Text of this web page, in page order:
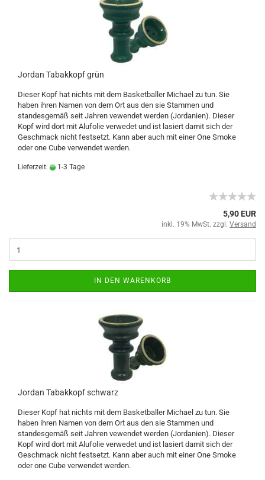
Jordan Tabakkopf grün
Dieser Kopf hat nichts mit dem Basketballer Michael zu tun. Sie
haben ihren Namen von dem Ort aus den sie Stammen und
standesgemäß seit Jahren vewendet werden (Jordanien). Dieser
Kopf wird dort mit Alufolie verwedet und ist lasiert damit sich der
Geschmack nicht festsetzt. Kann aber auch mit einer One Smoke
oder one Cube verwendet werden.
Lieferzeit: 1-3 Tage
5,90 EUR
inkl. 19% MwSt. zzgl. Versand
IN DEN WARENKORB
Jordan Tabakkopf schwarz
Dieser Kopf hat nichts mit dem Basketballer Michael zu tun. Sie
haben ihren Namen von dem Ort aus den sie Stammen und
standesgemäß seit Jahren vewendet werden (Jordanien). Dieser
Kopf wird dort mit Alufolie verwedet und ist lasiert damit sich der
Geschmack nicht festsetzt. Kann aber auch mit einer One Smoke
oder one Cube verwendet werden.